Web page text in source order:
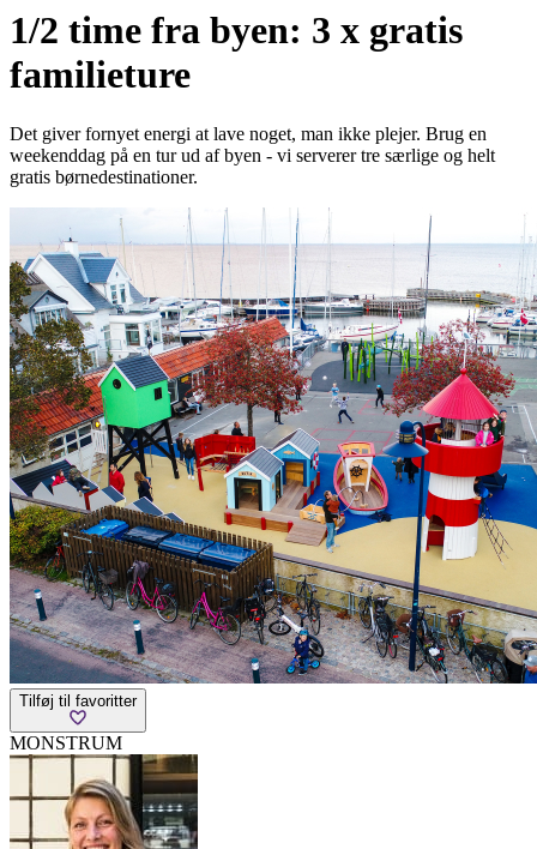
1/2 time fra byen: 3 x gratis
familieture
Det giver fornyet energi at lave noget, man ikke plejer. Brug en
weekenddag på en tur ud af byen - vi serverer tre særlige og helt
gratis børnedestinationer.
Tilføj til favoritter
MONSTRUM